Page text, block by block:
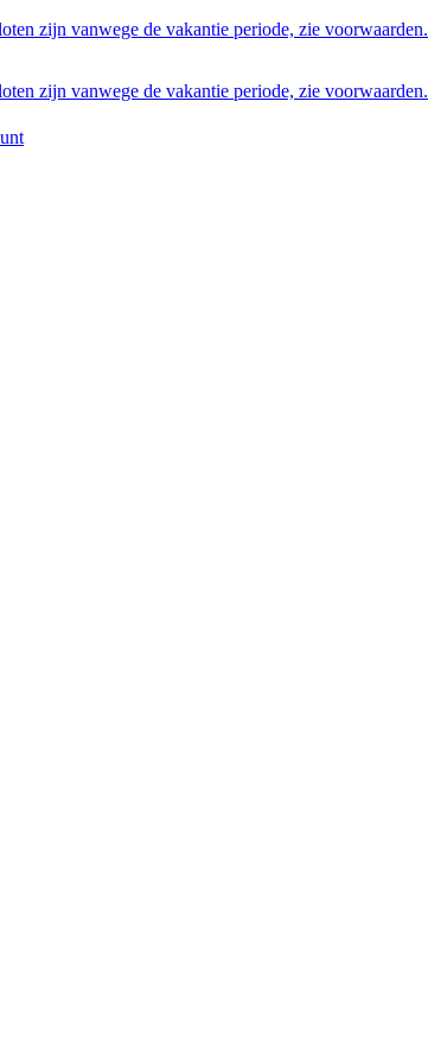
zijn vanwege de vakantie periode, zie voorwaarden.
zijn vanwege de vakantie periode, zie voorwaarden.